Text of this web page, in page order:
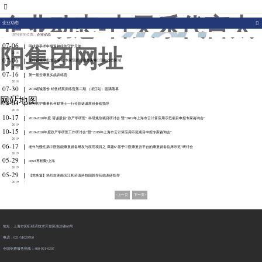
企业动态-古天乐代言太
阳集团网址
官网
企业动态
您当前的位置: 企业动态
07-06
2018
甲状腺手术中喉返神经的守护天使
07-06
2018
医疗器械审批改革深化 专家预测行业龙头将出现在这些区域
07-16
2018
第一届云康复实战训练营
07-30
2018
2018诺诚股份 销售精英训练营第二期 （浙江站）圆满落幕
08-03
2018
华方医护董事长何勤博士一行莅临诺诚股份参观指导
10-17
2019
2019-2020年度 诺诚股份“政产学研医” 科研规划项目研讨会 暨“2019年上海市云计算应用示范项目申报专家咨询会”
10-15
2019
2019-2020年度政产学研医工作研讨会”暨“2019年上海市云计算应用示范项目申报专家咨询会”
06-17
2019
老年与慢性病中医智能康复设备研发与应用项目之 课题6“基于中医康复云平台的康复设备临床示范”研讨会
05-29
2019
cmef再相聚•上海
05-29
2019
【党务篇】热烈欢迎南滨江和沧源科技园领导莅临调研指导
<上一页 下一页>
地址：上海市闵行经济技术开发区南沙路68号
电话：021-51029700
全国免费服务热线：400-921-0207
网站地图